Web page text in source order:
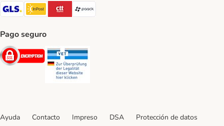
GLS Shipping Method
InPost Shipping Method
CTTExpress Shipping Method
paack Shipping Method
Pago seguro
Security
Ayuda Contacto Impreso DSA
Protección de datos